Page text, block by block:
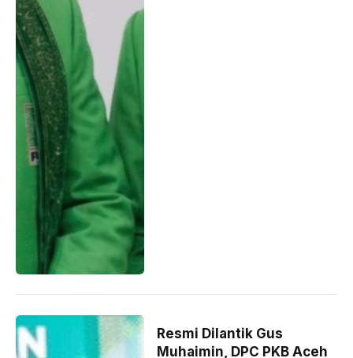
Resmi Dilantik Gus
Muhaimin, DPC PKB Aceh